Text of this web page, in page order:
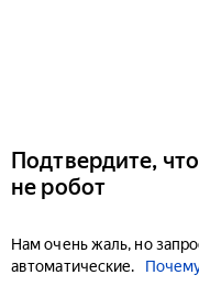
Подтвердите,
не робот
Нам очень жаль, но
автоматические.